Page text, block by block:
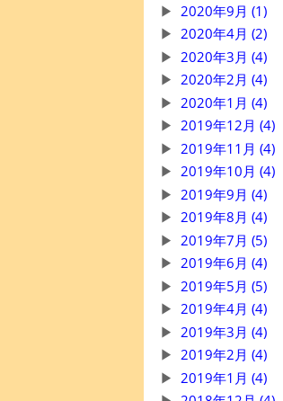
2020年9月 (1)
2020年4月 (2)
2020年3月 (4)
2020年2月 (4)
2020年1月 (4)
2019年12月 (4)
2019年11月 (4)
2019年10月 (4)
2019年9月 (4)
2019年8月 (4)
2019年7月 (5)
2019年6月 (4)
2019年5月 (5)
2019年4月 (4)
2019年3月 (4)
2019年2月 (4)
2019年1月 (4)